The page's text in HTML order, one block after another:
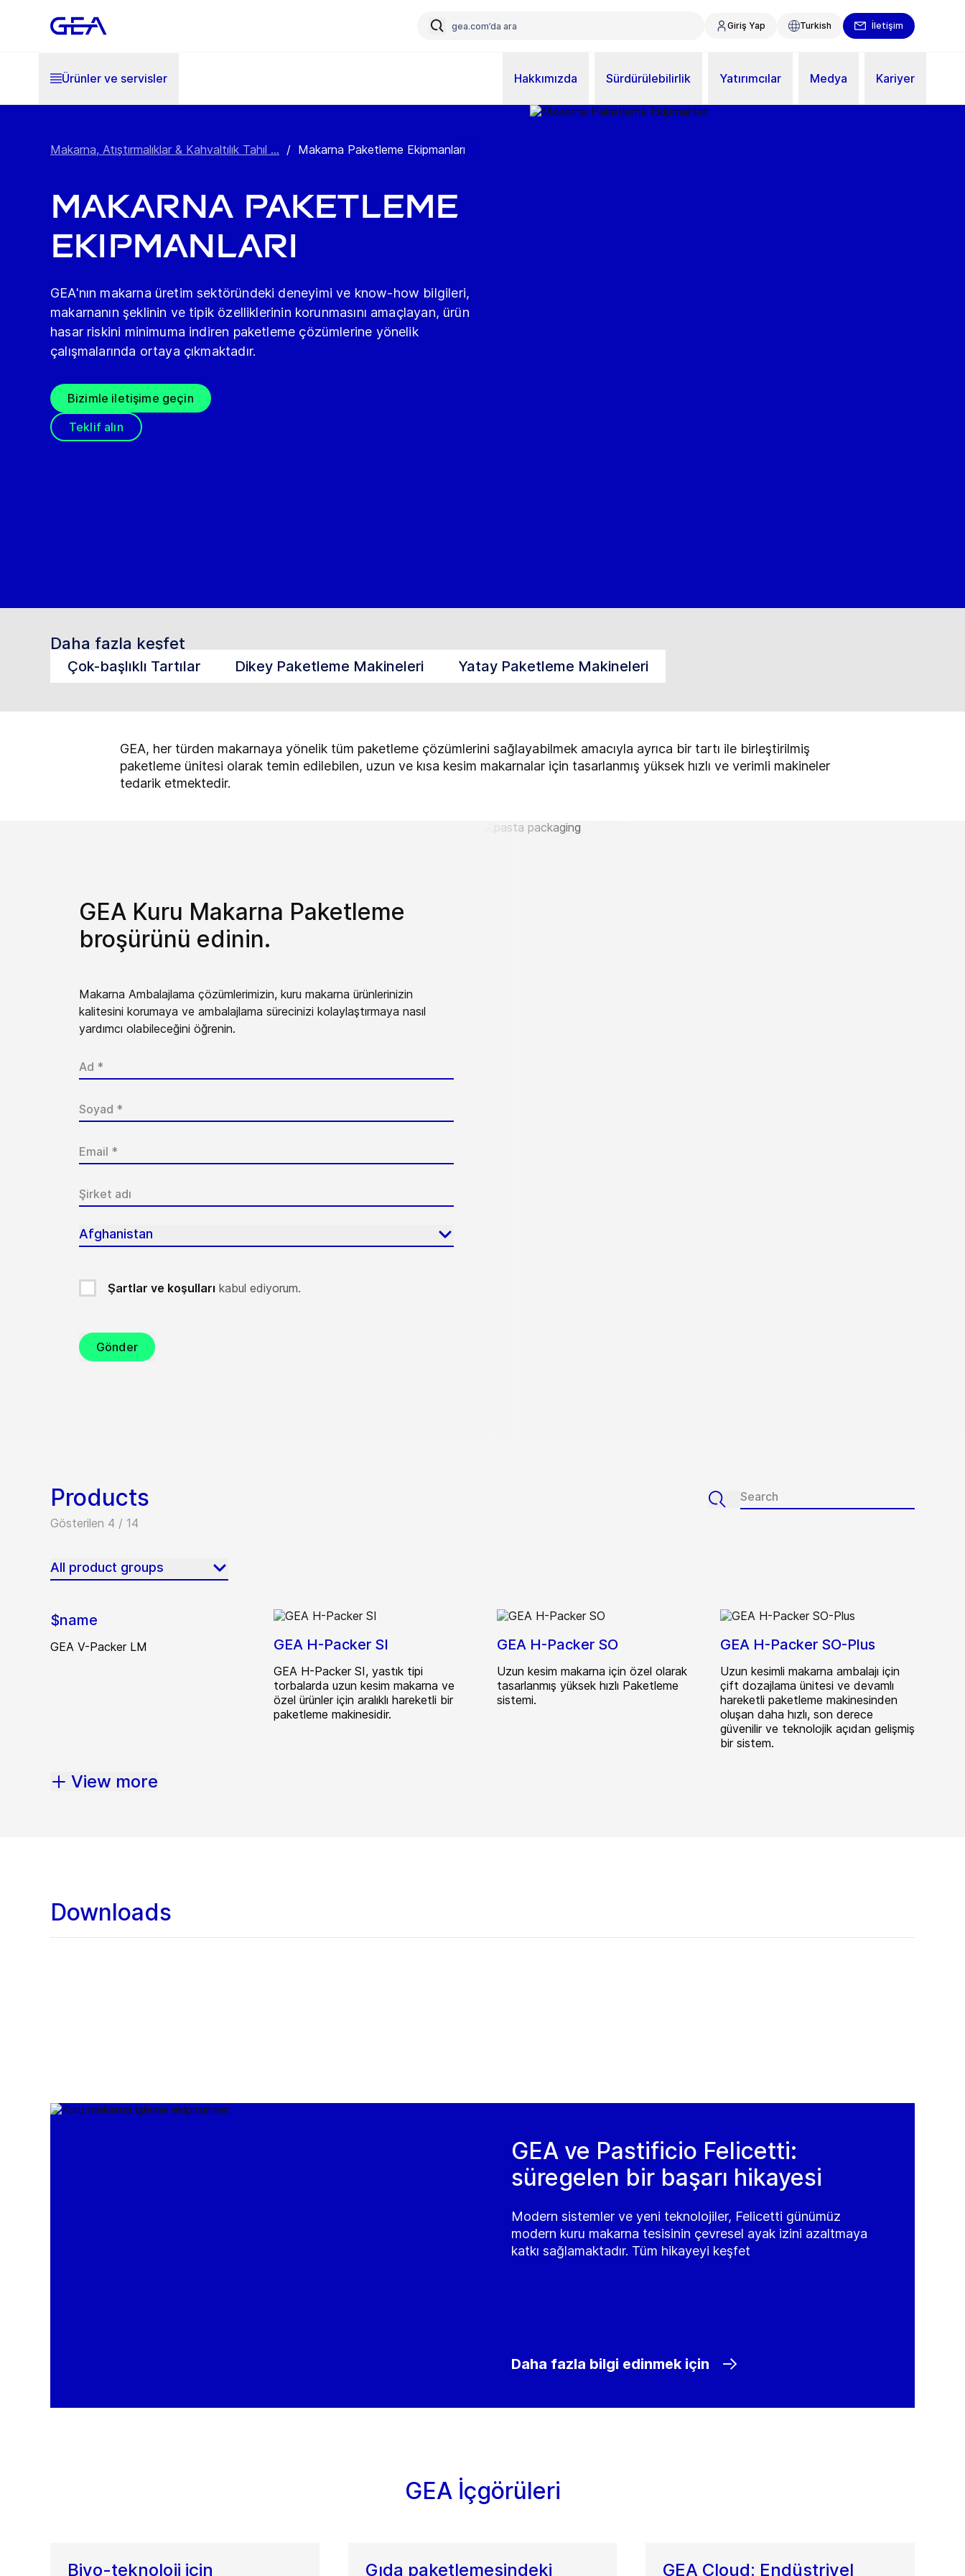
Giriş Yap Turkish İletişim
Ürünler ve servisler Hakkımızda Sürdürülebilirlik Yatırımcılar Medya Kariyer
Makarna, Atıştırmalıklar & Kahvaltılık Tahıl ... / Makarna Paketleme Ekipmanları
Makarna Paketleme
Ekipmanları
GEA'nın makarna üretim sektöründeki deneyimi ve know-how bilgileri,
makarnanın şeklinin ve tipik özelliklerinin korunmasını amaçlayan, ürün
hasar riskini minimuma indiren paketleme çözümlerine yönelik
çalışmalarında ortaya çıkmaktadır.
Bizimle iletişime geçin
Teklif alın
Daha fazla keşfet
Çok-başlıklı Tartılar Dikey Paketleme Makineleri Yatay Paketleme Makineleri
GEA, her türden makarnaya yönelik tüm paketleme çözümlerini sağlayabilmek amacıyla ayrıca bir tartı ile birleştirilmiş
paketleme ünitesi olarak temin edilebilen, uzun ve kısa kesim makarnalar için tasarlanmış yüksek hızlı ve verimli makineler
tedarik etmektedir.
GEA Kuru Makarna Paketleme
broşürünü edinin.
Makarna Ambalajlama çözümlerimizin, kuru makarna ürünlerinizin
kalitesini korumaya ve ambalajlama sürecinizi kolaylaştırmaya nasıl
yardımcı olabileceğini öğrenin.
Afghanistan
Şartlar ve koşulları kabul ediyorum.
Gönder
Products
Gösterilen 4 / 14
All product groups
$name
GEA V-Packer LM GEA H-Packer SI
GEA H-Packer SI, yastık tipi
torbalarda uzun kesim makarna ve
özel ürünler için aralıklı hareketli bir
paketleme makinesidir.
GEA H-Packer SO
Uzun kesim makarna için özel olarak
tasarlanmış yüksek hızlı Paketleme
sistemi.
GEA H-Packer SO-Plus
Uzun kesimli makarna ambalajı için
çift dozajlama ünitesi ve devamlı
hareketli paketleme makinesinden
oluşan daha hızlı, son derece
güvenilir ve teknolojik açıdan gelişmiş
bir sistem.
View more
Downloads
GEA ve Pastificio Felicetti:
süregelen bir başarı hikayesi
Modern sistemler ve yeni teknolojiler, Felicetti günümüz
modern kuru makarna tesisinin çevresel ayak izini azaltmaya
katkı sağlamaktadır. Tüm hikayeyi keşfet
Daha fazla bilgi edinmek için
GEA İçgörüleri
Biyo-teknoloji için Gıda paketlemesindeki GEA Cloud: Endüstriyel